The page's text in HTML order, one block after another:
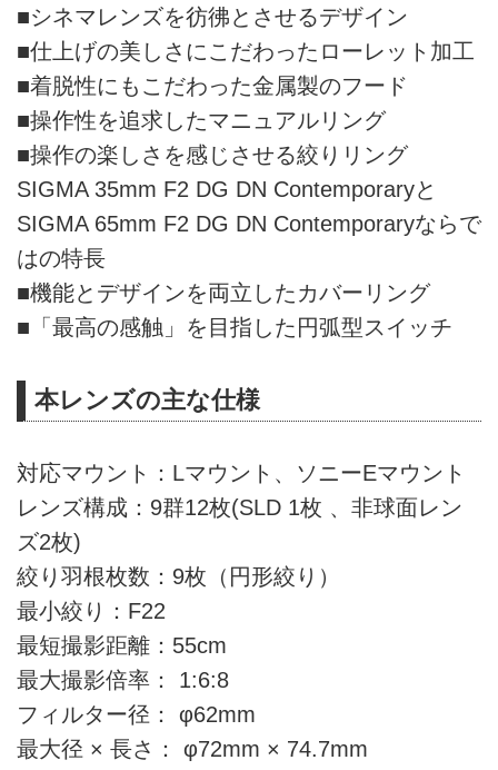
■シネマレンズを彷彿とさせるデザイン
■仕上げの美しさにこだわったローレット加工
■着脱性にもこだわった金属製のフード
■操作性を追求したマニュアルリング
■操作の楽しさを感じさせる絞りリング
SIGMA 35mm F2 DG DN Contemporaryと
SIGMA 65mm F2 DG DN Contemporaryならで
はの特長
■機能とデザインを両立したカバーリング
■「最高の感触」を目指した円弧型スイッチ
本レンズの主な仕様
対応マウント：Lマウント、ソニーEマウント
レンズ構成：9群12枚(SLD 1枚 、非球面レン
ズ2枚)
絞り羽根枚数：9枚（円形絞り）
最小絞り：F22
最短撮影距離：55cm
最大撮影倍率： 1:6:8
フィルター径： φ62mm
最大径 × 長さ： φ72mm × 74.7mm